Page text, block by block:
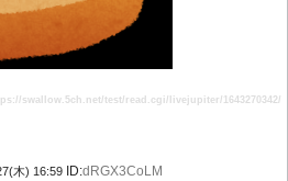
swallow.5ch.net/test/read.cgi/livejupiter/1643270342/
木) 16:59 ID:dRGX3CoLM